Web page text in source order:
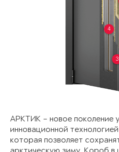
3
4
АРКТИК – новое поколение
инновационной
которая позволяет